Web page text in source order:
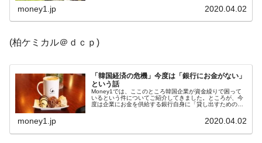
府県とは？
Fact1 奇跡の毛色「白毛馬」とは？
Fact1
全て勝つといくら？ 競馬GI競走で勝利騎手がもら
える賞金とは？
Fact1 平成仮面ライダーの意外すぎるモチーフとは？
発表から2日で大崩壊、鳴かず飛ばずに終わりそう
money1.jp 2020.04.02
(柏ケミカル＠ｄｃｐ)
「韓国経済の危機」今度は「銀行にお金がない」
という話
Money1では、ここのところ韓国企業が資金繰りで困って
いるという件についてご紹介してきました。ところが、今
度は企業にお金を供給する銀行自身に「貸し出すためのお
money1.jp 2020.04.02